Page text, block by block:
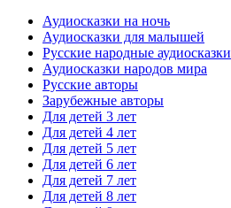
Аудиосказки на ночь
Аудиосказки для малышей
Русские народные аудиосказки
Аудиосказки народов мира
Русские авторы
Зарубежные авторы
Для детей 3 лет
Для детей 4 лет
Для детей 5 лет
Для детей 6 лет
Для детей 7 лет
Для детей 8 лет